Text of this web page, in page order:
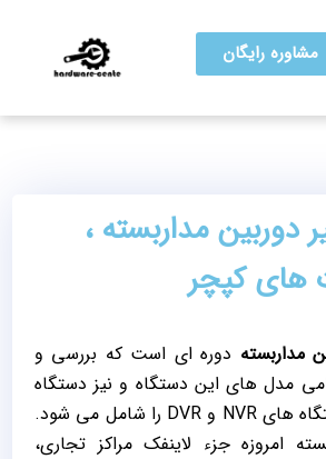
مشاوره رایگان
دوربین مداربسته ،
مداربسته دوره ای است که بررسی و
مدل های این دستگاه و نیز دستگاه
ضبط تصاویر و دستگاه های NVR و DVR را شامل می شود.
امروزه جزء لاینفک مراکز تجاری،